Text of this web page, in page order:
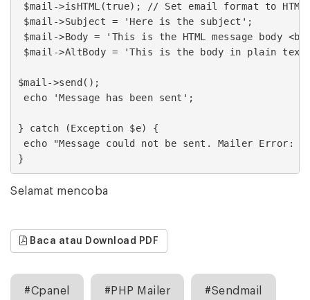
$mail->isHTML(true); // Set email format to HTML
$mail->Subject = 'Here is the subject';
$mail->Body = 'This is the HTML message body
$mail->AltBody = 'This is the body in plain text
$mail->send();
echo 'Message has been sent';
} catch (Exception $e) {
echo "Message could not be sent. Mailer Error:
}
Selamat mencoba
Baca atau Download PDF
#Cpanel #PHP Mailer #Sendmail